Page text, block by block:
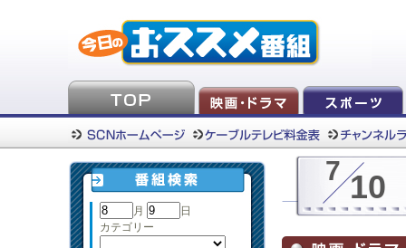
月
日
カテゴリー
7 10